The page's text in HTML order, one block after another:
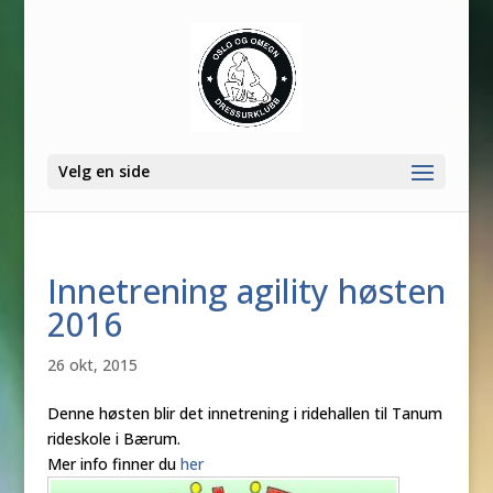
Velg en side
Innetrening agility høsten
2016
26 okt, 2015
Denne høsten blir det innetrening i ridehallen til Tanum
rideskole i Bærum.
Mer info finner du her